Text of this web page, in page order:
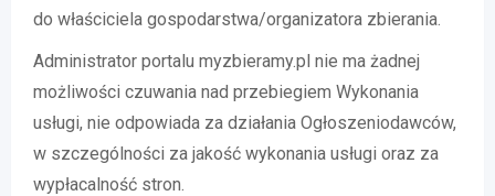
do właściciela gospodarstwa/organizatora zbierania.
Administrator portalu myzbieramy.pl nie ma żadnej
możliwości czuwania nad przebiegiem Wykonania
usługi, nie odpowiada za działania Ogłoszeniodawców,
w szczególności za jakość wykonania usługi oraz za
wypłacalność stron.